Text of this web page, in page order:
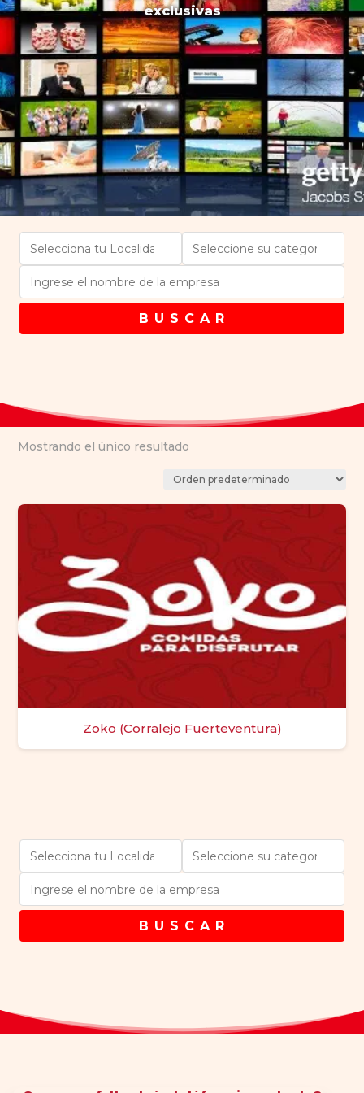
exclusivas
B U S C A R
Mostrando el único resultado
Zoko (Corralejo Fuerteventura)
B U S C A R